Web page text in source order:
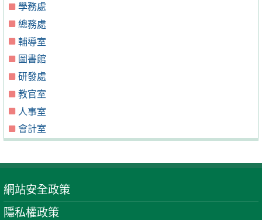
學務處
總務處
輔導室
圖書館
研發處
教官室
人事室
會計室
網站安全政策
隱私權政策